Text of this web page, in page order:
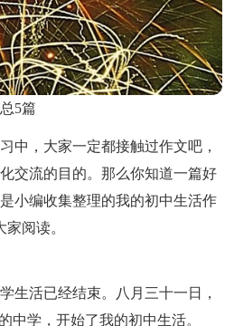
5篇
中，大家一定都接触过作文吧，
交流的目的。那么你知道一篇好
小编收集整理的我的初中生活作
阅读。
生活已经结束。八月三十一日，
中学，开始了我的初中生活。